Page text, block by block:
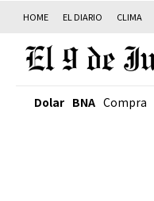
HOME EL DIARIO CLIMA
Dolar BNA Compra